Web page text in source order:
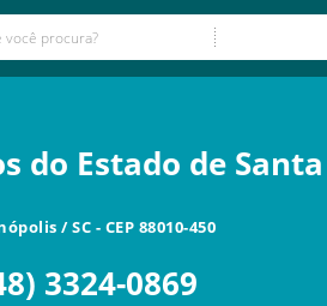
do Estado de Santa
/SC - CEP 88010-450
3324-0869